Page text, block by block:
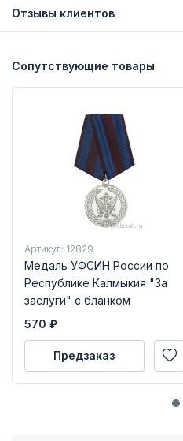
Отзывы клиентов
Сопутствующие товары
Артикул: 12829
Медаль УФСИН России по
Республике Калмыкия "За
заслуги" с бланком
удостоверения
570 ₽
Предзаказ